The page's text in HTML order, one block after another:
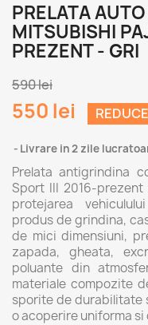
PRELATA
MITSUBISHI
PREZENT - GRI
590 lei
550 lei
Livrare in 2 zile
Prelata antigrindina
Sport III 2016-
protejarea
produs de grindina,
de mici dimensiuni,
zapada, gheata,
poluante din
materiale compozite
sporite de durabilitate
o acoperire uniforma